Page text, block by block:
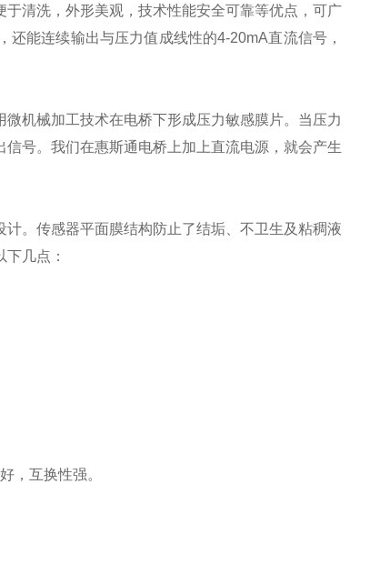
清洗，外形美观，技术性能安全可靠等优点，可广
能连续输出与压力值成线性的4-20mA直流信号，
机械加工技术在电桥下形成压力敏感膜片。当压力
号。我们在惠斯通电桥上加上直流电源，就会产生
。传感器平面膜结构防止了结垢、不卫生及粘稠液
几点：
，互换性强。